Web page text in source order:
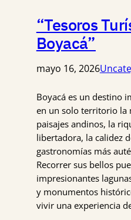
“Tesoros
Boyacá”
mayo 16, 2026
Boyacá es un destino
en un solo territorio la
paisajes andinos, la
libertadora, la calidez
gastronomías más
Recorrer sus bellos
impresionantes
y monumentos
vivir una experiencia